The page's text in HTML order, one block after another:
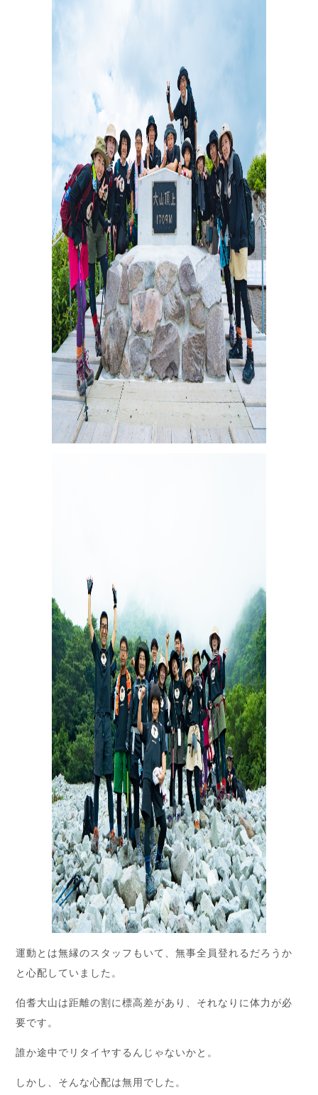
運動とは無縁のスタッフもいて、無事全員登れるだろうか
と心配していました。
伯耆大山は距離の割に標高差があり、それなりに体力が必
要です。
誰か途中でリタイヤするんじゃないかと。
しかし、そんな心配は無用でした。